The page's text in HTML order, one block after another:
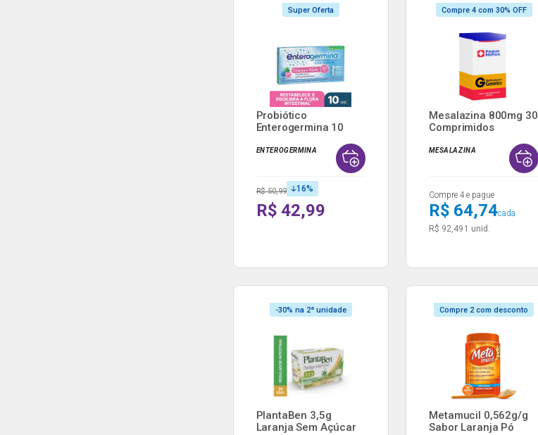
Super Oferta
Probiótico
Enterogermina 10
ENTEROGERMINA
R$ 50,99 16%
R$ 42,99
Compre 4 com 30% OFF
Mesalazina 800mg 30
Comprimidos
MESALAZINA
Compre 4 e pague
R$ 64,74cada
R$ 92,49 1 unid.
-30% na 2ª unidade
PlantaBen 3,5g
Laranja Sem Açúcar
Compre 2 com desconto
Metamucil 0,562g/g
Sabor Laranja Pó